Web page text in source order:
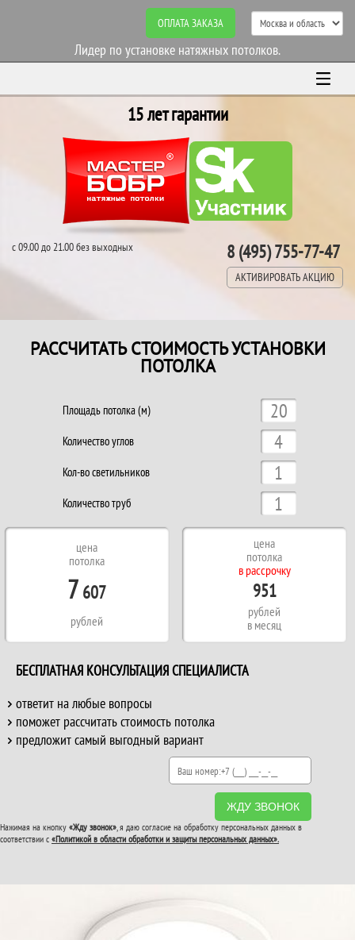
ОПЛАТА ЗАКАЗА
Лидер по установке натяжных потолков.
15 лет гарантии
с 09.00 до 21.00 без выходных 8 (495) 755-77-47
АКТИВИРОВАТЬ АКЦИЮ
РАССЧИТАТЬ СТОИМОСТЬ УСТАНОВКИ
ПОТОЛКА
Площадь потолка (м)
Количество углов
Кол-во светильников
Количество труб
цена
потолка
7 607
рублей
цена
потолка
в рассрочку
951
рублей
в месяц
БЕСПЛАТНАЯ КОНСУЛЬТАЦИЯ СПЕЦИАЛИСТА
ответит на любые вопросы
поможет рассчитать стоимость потолка
предложит самый выгодный вариант
ЖДУ ЗВОНОК
Нажимая на кнопку «Жду звонок», я даю согласие на обработку персональных данных в
соответствии с «Политикой в области обработки и защиты персональных данных».